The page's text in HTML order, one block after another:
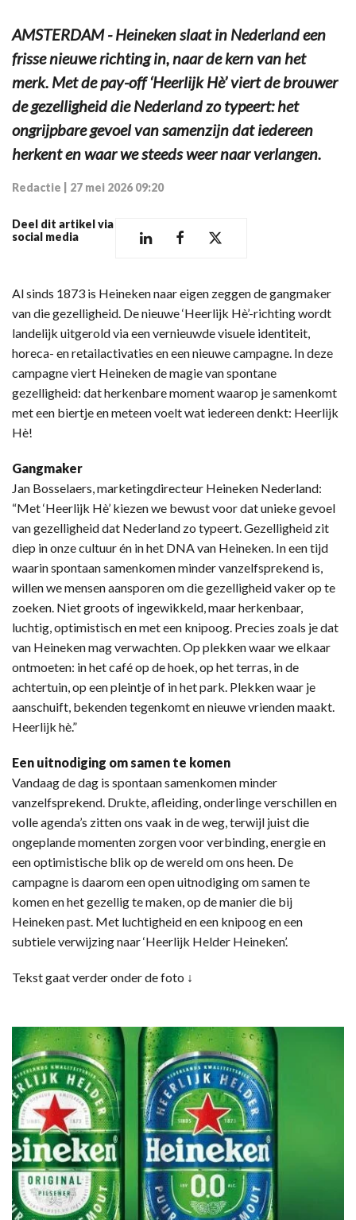
AMSTERDAM - Heineken slaat in Nederland een
frisse nieuwe richting in, naar de kern van het
merk. Met de pay-off ‘Heerlijk Hè’ viert de brouwer
de gezelligheid die Nederland zo typeert: het
ongrijpbare gevoel van samenzijn dat iedereen
herkent en waar we steeds weer naar verlangen.
Redactie 27 mei 2026 09:20
Deel dit artikel via
social media
Al sinds 1873 is Heineken naar eigen zeggen de gangmaker
van die gezelligheid. De nieuwe ‘Heerlijk Hè’-richting wordt
landelijk uitgerold via een vernieuwde visuele identiteit,
horeca- en retailactivaties en een nieuwe campagne. In deze
campagne viert Heineken de magie van spontane
gezelligheid: dat herkenbare moment waarop je samenkomt
met een biertje en meteen voelt wat iedereen denkt: Heerlijk
Hè!
Gangmaker
Jan Bosselaers, marketingdirecteur Heineken Nederland:
“Met ‘Heerlijk Hè’ kiezen we bewust voor dat unieke gevoel
van gezelligheid dat Nederland zo typeert. Gezelligheid zit
diep in onze cultuur én in het DNA van Heineken. In een tijd
waarin spontaan samenkomen minder vanzelfsprekend is,
willen we mensen aansporen om die gezelligheid vaker op te
zoeken. Niet groots of ingewikkeld, maar herkenbaar,
luchtig, optimistisch en met een knipoog. Precies zoals je dat
van Heineken mag verwachten. Op plekken waar we elkaar
ontmoeten: in het café op de hoek, op het terras, in de
achtertuin, op een pleintje of in het park. Plekken waar je
aanschuift, bekenden tegenkomt en nieuwe vrienden maakt.
Heerlijk hè.”
Een uitnodiging om samen te komen
Vandaag de dag is spontaan samenkomen minder
vanzelfsprekend. Drukte, afleiding, onderlinge verschillen en
volle agenda’s zitten ons vaak in de weg, terwijl juist die
ongeplande momenten zorgen voor verbinding, energie en
een optimistische blik op de wereld om ons heen. De
campagne is daarom een open uitnodiging om samen te
komen en het gezellig te maken, op de manier die bij
Heineken past. Met luchtigheid en een knipoog en een
subtiele verwijzing naar ‘Heerlijk Helder Heineken’.
Tekst gaat verder onder de foto ↓